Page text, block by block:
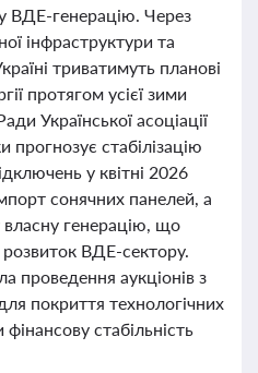
у ВДЕ-генерацію. Через
інфраструктури та
триватимуть планові
протягом усієї зими
Української асоціації
прогнозує стабілізацію
у квітні 2026
сонячних панелей, а
власну генерацію, що
ВДЕ-сектору.
проведення аукціонів з
покриття технологічних
стабільність